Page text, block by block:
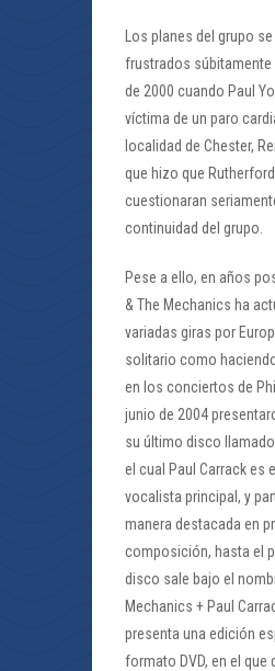
Los planes del grupo
frustrados súbitamente
de 2000 cuando Paul
víctima de un paro
localidad de Chester,
que hizo que
cuestionaran
continuidad del grupo.
Pese a ello, en años
& The Mechanics ha
variadas giras por
solitario como
en los conciertos de
junio de 2004
su último disco llamado
el cual Paul Carrack es
vocalista principal, y
manera destacada en
composición, hasta el
disco sale bajo el
Mechanics + Paul
presenta una edición
formato DVD, en el que